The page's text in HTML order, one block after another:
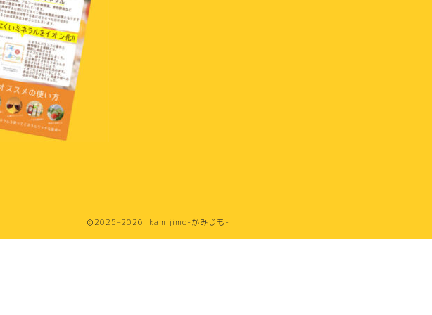
2025–2026 kamijimo-かみじも-